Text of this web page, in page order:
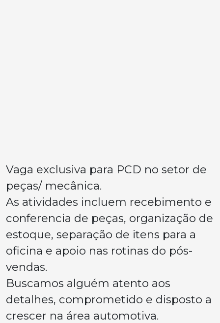
Vaga exclusiva para PCD no setor de
peças/ mecânica.
As atividades incluem recebimento e
conferencia de peças, organização de
estoque, separação de itens para a
oficina e apoio nas rotinas do pós-
vendas.
Buscamos alguém atento aos
detalhes, comprometido e disposto a
crescer na área automotiva.